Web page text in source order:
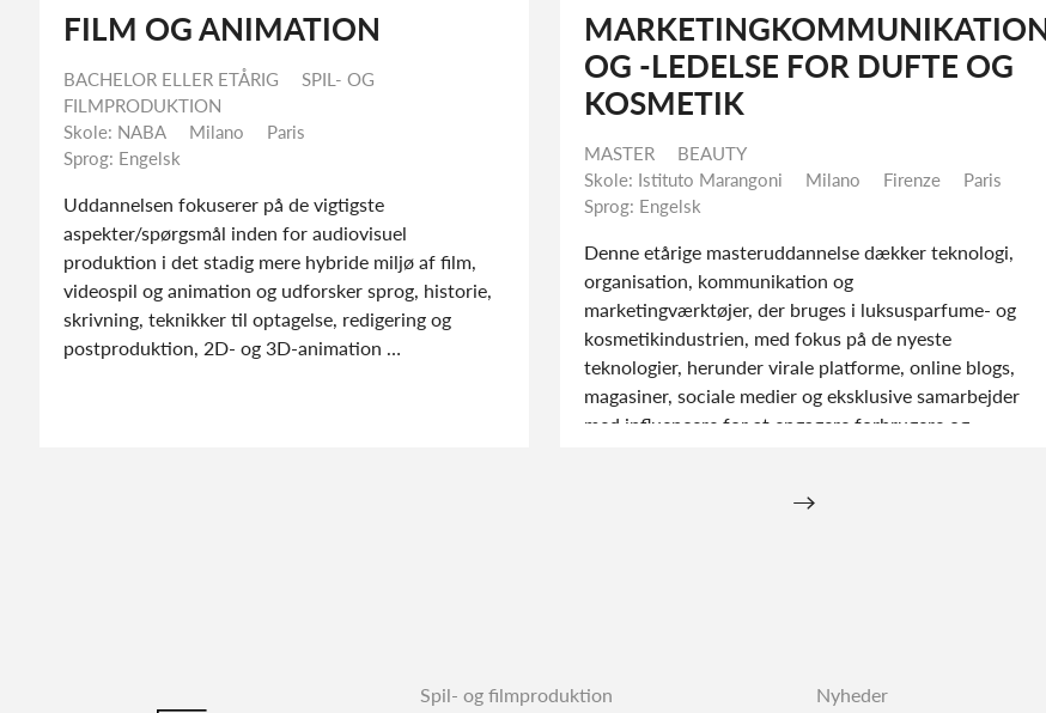
FILM OG ANIMATION
BACHELOR ELLER ETÅRIG
SPIL- OG
FILMPRODUKTION
Skole: NABA
Milano
Paris
Sprog: Engelsk
Uddannelsen fokuserer på de vigtigste
aspekter/spørgsmål inden for audiovisuel
produktion i det stadig mere hybride miljø af film,
videospil og animation og udforsker sprog, historie,
skrivning, teknikker til optagelse, redigering og
postproduktion, 2D- og 3D-animation …
MARKETINGKOMMUNIKATION
OG -LEDELSE FOR DUFTE OG
KOSMETIK
MASTER
BEAUTY
Skole: Istituto Marangoni
Milano Firenze
Paris
Sprog: Engelsk
Denne etårige masteruddannelse dækker teknologi,
organisation, kommunikation og
marketingværktøjer, der bruges i luksusparfume- og
kosmetikindustrien, med fokus på de nyeste
teknologier, herunder virale platforme, online blogs,
magasiner, sociale medier og eksklusive
samarbejder med influencere for at engagere
→
Spil- og filmproduktion
Nyheder